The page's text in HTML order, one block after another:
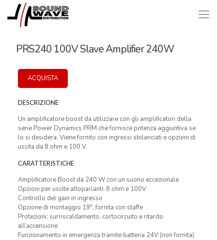
PRS240 100V Slave Amplifier 240W
ACQUISTA
DESCRIZIONE
Un amplificatore boost da utilizzare con gli amplificatori della
serie Power Dynamics PRM che fornisce potenza aggiuntiva se
lo si desidera. Viene fornito con ingressi sbilanciati e opzioni di
uscita da 8 ohm e 100 V.
CARATTERISTICHE
Amplificatore Boost da 240 W con un suono eccezionale
Opzioni per uscite altoparlanti: 8 ohm e 100V
Controllo del gain in ingresso
Opzione di montaggio 19″, fornita con staffe
Protezioni: surriscaldamento, cortocircuito e ritardo
all’accensione
Funzionamento in emergenza tramite batteria 24V (non fornita)